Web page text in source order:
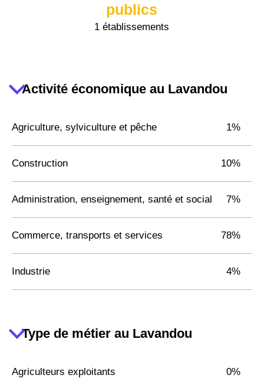
publics
1 établissements
Activité économique au Lavandou
Agriculture, sylviculture et pêche 1%
Construction 10%
Administration, enseignement, santé et social 7%
Commerce, transports et services 78%
Industrie 4%
Type de métier au Lavandou
Agriculteurs exploitants 0%